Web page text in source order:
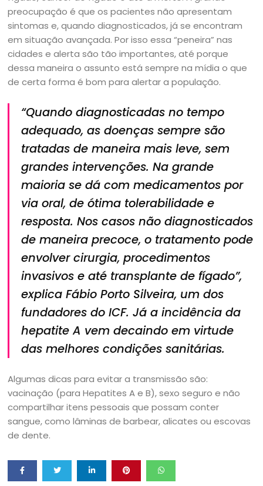
preocupação é que os pacientes não apresentam
sintomas e, quando diagnosticados, já se encontram
em situação avançada. Por isso essa “peneira” nas
cidades e alerta são tão importantes, até porque
dessa maneira o assunto está sempre na mídia o que
de certa forma é bom para alertar a população.
“Quando diagnosticadas no tempo
adequado, as doenças sempre são
tratadas de maneira mais leve, sem
grandes intervenções. Na grande
maioria se dá com medicamentos por
via oral, de ótima tolerabilidade e
resposta. Nos casos não diagnosticados
de maneira precoce, o tratamento pode
envolver cirurgia, procedimentos
invasivos e até transplante de fígado”,
explica Fábio Porto Silveira, um dos
fundadores do ICF. Já a incidência da
hepatite A vem decaindo em virtude
das melhores condições sanitárias.
Algumas dicas para evitar a transmissão são:
vacinação (para Hepatites A e B), sexo seguro e não
compartilhar itens pessoais que possam conter
sangue, como lâminas de barbear, alicates ou escovas
de dente.